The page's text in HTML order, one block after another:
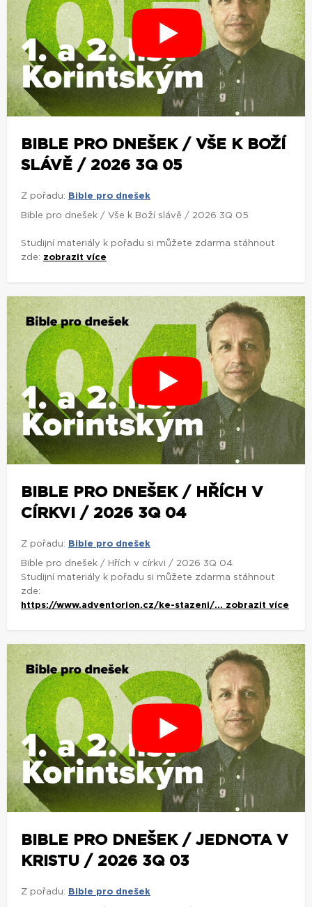
BIBLE PRO DNEŠEK / VŠE K BOŽÍ
SLÁVĚ / 2026 3Q 05
Z pořadu: Bible pro dnešek
Bible pro dnešek / Vše k Boží slávě / 2026 3Q 05
Studijní materiály k pořadu si můžete zdarma stáhnout
zde: zobrazit více
BIBLE PRO DNEŠEK / HŘÍCH V
CÍRKVI / 2026 3Q 04
Z pořadu: Bible pro dnešek
Bible pro dnešek / Hřích v církvi / 2026 3Q 04
Studijní materiály k pořadu si můžete zdarma stáhnout
zde:
https://www.adventorion.cz/ke-stazeni/... zobrazit více
BIBLE PRO DNEŠEK / JEDNOTA V
KRISTU / 2026 3Q 03
Z pořadu: Bible pro dnešek